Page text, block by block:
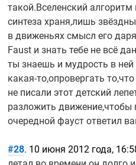
такой.Вселенский
синтеза храня,лишь
в движеньях смысл его
Faust и знать тебе не всё
ты знаешь и мудрость в ней
какая-то,опровергать
не писали этот детский
разложить движение,чтобы
очередной фауст ответил
#28. 10 июня 2012 года,